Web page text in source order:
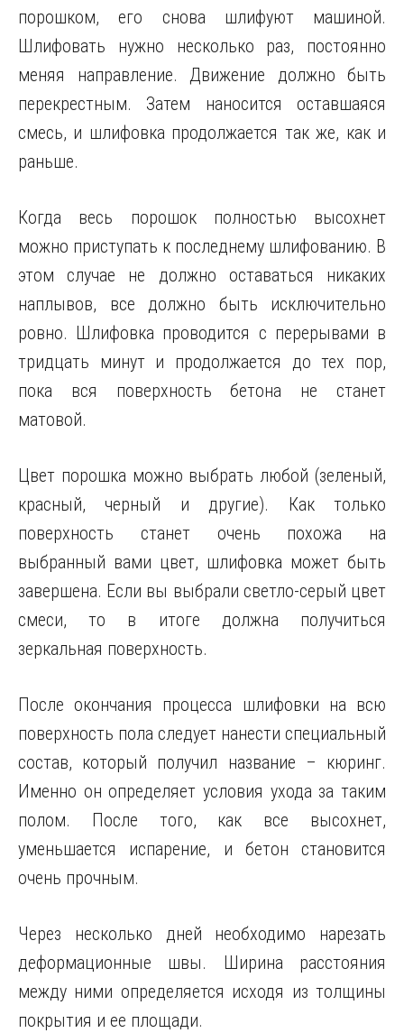
порошком, его снова шлифуют машиной.
Шлифовать нужно несколько раз, постоянно
меняя направление. Движение должно быть
перекрестным. Затем наносится оставшаяся
смесь, и шлифовка продолжается так же, как и
раньше.
Когда весь порошок полностью высохнет
можно приступать к последнему шлифованию. В
этом случае не должно оставаться никаких
наплывов, все должно быть исключительно
ровно. Шлифовка проводится с перерывами в
тридцать минут и продолжается до тех пор,
пока вся поверхность бетона не станет
матовой.
Цвет порошка можно выбрать любой (зеленый,
красный, черный и другие). Как только
поверхность станет очень похожа на
выбранный вами цвет, шлифовка может быть
завершена. Если вы выбрали светло-серый цвет
смеси, то в итоге должна получиться
зеркальная поверхность.
После окончания процесса шлифовки на всю
поверхность пола следует нанести специальный
состав, который получил название – кюринг.
Именно он определяет условия ухода за таким
полом. После того, как все высохнет,
уменьшается испарение, и бетон становится
очень прочным.
Через несколько дней необходимо нарезать
деформационные швы. Ширина расстояния
между ними определяется исходя из толщины
покрытия и ее площади.